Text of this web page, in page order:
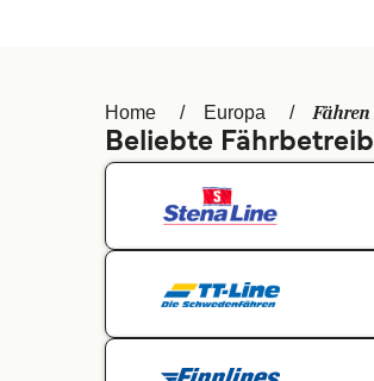
Home Europa Fähren
Beliebte